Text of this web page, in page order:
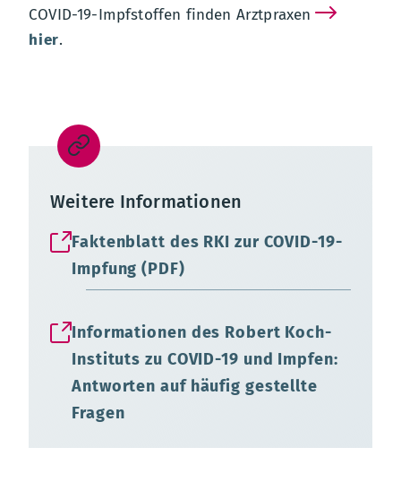
COVID-19-Impfstoffen finden Arztpraxen
hier.
Weitere Informationen
Faktenblatt des RKI zur COVID-19-
Impfung (PDF)
Informationen des Robert Koch-
Instituts zu COVID-19 und Impfen:
Antworten auf häufig gestellte
Fragen